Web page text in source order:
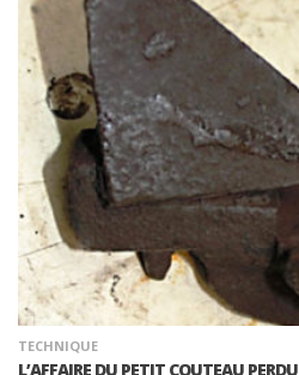
TECHNIQUE
L’AFFAIRE DU PETIT COUTEAU PERDU